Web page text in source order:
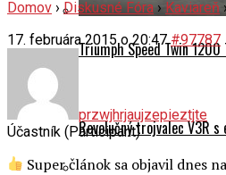
Triumph Speed Twin
Revolučný trojvalec V3R
Domov › Diskusné Fóra › Kaviareň ›
17. februára 2015 o 20:47 #97787
przwjhrjaujzepieztjte
Účastník (Participant)
Super článok sa objavil dnes